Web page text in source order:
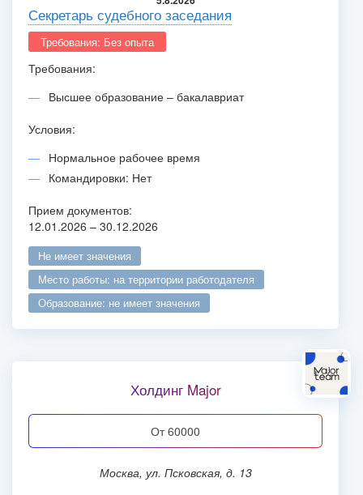
Секретарь судебного заседания
Требования: Без опыта
Требования:
Высшее образование – бакалавриат
Условия:
Нормальное рабочее время
Командировки: Нет
Прием документов:
12.01.2026 – 30.12.2026
не имеет значения
место работы: на территории работодателя
образование: не имеет значения
Холдинг Major
от 60000
Москва, ул. Псковская, д. 13